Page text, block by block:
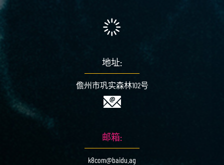
地址:
儋州市巩实森林102号
邮箱:
k8com@baidu.ag